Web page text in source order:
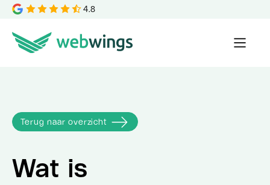
4.8
Terug naar overzicht
Wat is